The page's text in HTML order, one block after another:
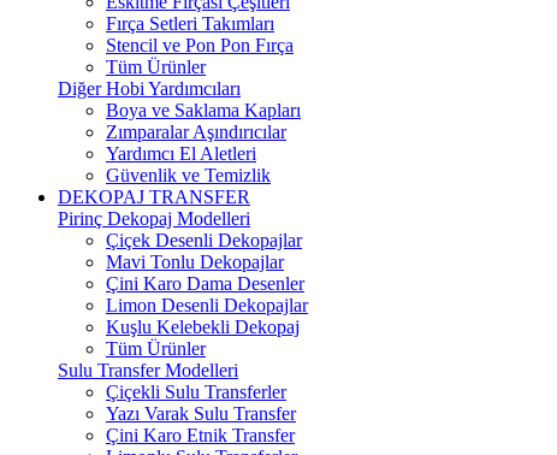
Fırça Setleri Takımları
Stencil ve Pon Pon Fırça
Tüm Ürünler
Diğer Hobi Yardımcıları
Boya ve Saklama Kapları
Zımparalar Aşındırıcılar
Yardımcı El Aletleri
Güvenlik ve Temizlik
DEKOPAJ TRANSFER
Pirinç Dekopaj Modelleri
Çiçek Desenli Dekopajlar
Mavi Tonlu Dekopajlar
Çini Karo Dama Desenler
Limon Desenli Dekopajlar
Kuşlu Kelebekli Dekopaj
Tüm Ürünler
Sulu Transfer Modelleri
Çiçekli Sulu Transferler
Yazı Varak Sulu Transfer
Çini Karo Etnik Transfer